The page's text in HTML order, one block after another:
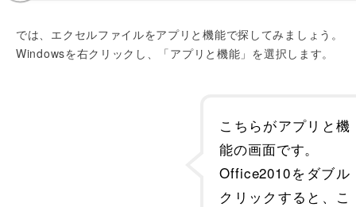
では、エクセルファイルをアプリと機能で探してみましょう。
Windowsを右クリックし、「アプリと機能」を選択します。
こちらがアプリと機
能の画面です。
Office2010をダブル
クリックすると、こ